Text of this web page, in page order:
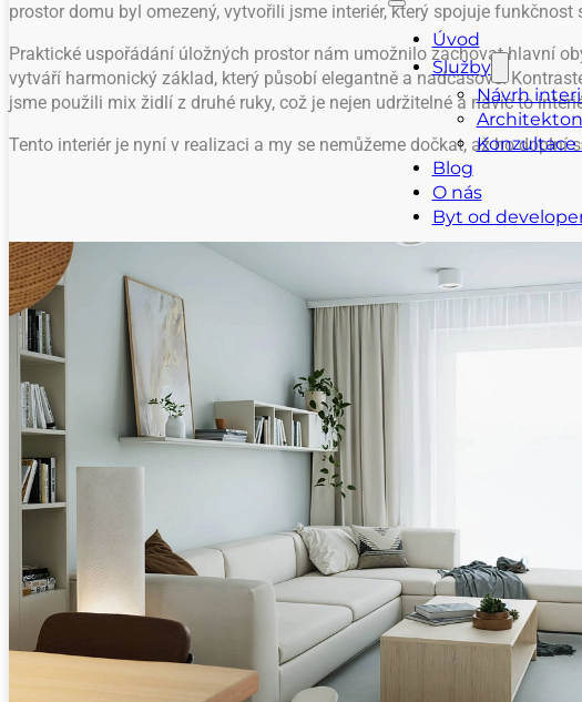
Úvod
Služby
Návrh
Blog
O nás
Byt od
prostor domu byl omezený, vytvořili jsme interiér, který spojuje
Praktické uspořádání úložných prostor nám umožnilo zachovat hlavní
vytváří harmonický základ, který působí elegantně a nadčasově.
jsme použili mix židlí z druhé ruky, což je nejen udržitelné a navíc to
Tento interiér je nyní v realizaci a my se nemůžeme dočkat, až ho doplní